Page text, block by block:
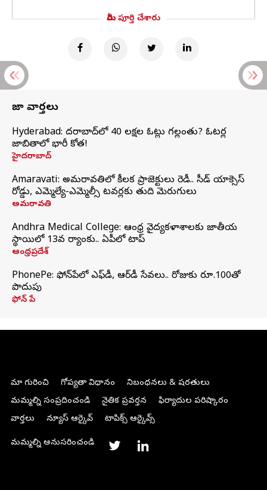
మీరు పూర్తి చేశారు
తాజా వార్తలు
Hyderabad: హైదరాబాద్‌లో 40 లక్షల ఓట్లు గల్లంతు? ఓటర్ల
జాబితాలో భారీ కోత!
హైదరాబాద్
Amaravati: అమరావతిలో కీలక ప్రాజెక్టులు రెడీ.. సీడ్‌ యాక్సెస్‌
రోడ్డు, ఎమ్మెల్యే-ఎమ్మెల్సీ టవర్లకు తుది మెరుగులు
అమరావతి
Andhra Medical College: ఆంధ్ర వైద్యకళాశాలకు జాతీయ
స్థాయిలో 13వ ర్యాంకు.. ఏపీలో టాప్
ఆంధ్రప్రదేశ్
PhonePe: ఫోన్‌పేలో ఎఫ్‌డీ, ఆర్‌డీ సేవలు.. రోజుకు రూ.100తో
పొదుపు
ఫోన్‌ పే
మా గురించి గోప్యతా విధానం
నిబంధనలు & షరతులు
మమ్మల్ని సంప్రదించండి
నైతిక ప్రవర్తన
ఫిర్యాదుల పరిష్కారం
వార్తలు
న్యూస్ ఆర్కైవ్ టాపిక్స్ ఆర్కైవ్స్
మమ్మల్ని అనుసరించండి